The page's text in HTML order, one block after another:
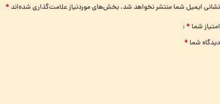
نشانی ایمیل شما منتشر نخواهد شد.بخش‌های موردنیاز علامت‌گذاری شده‌اند*
امتیاز شما*
دیدگاه شما*